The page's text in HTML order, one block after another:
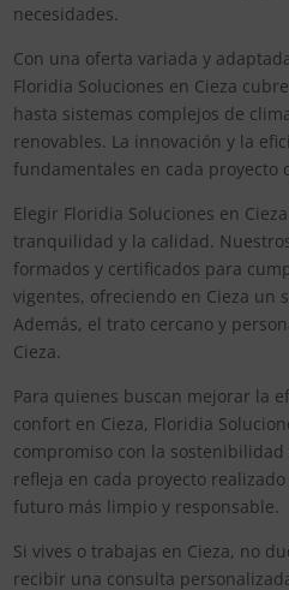
necesidades.
Con una oferta variada y
Floridia Soluciones en Cieza
hasta sistemas complejos de
renovables. La innovación y la
fundamentales en cada proyecto
Elegir Floridia Soluciones en
tranquilidad y la calidad.
formados y certificados para
vigentes, ofreciendo en Cieza un
Además, el trato cercano y
Cieza.
Para quienes buscan mejorar la
confort en Cieza, Floridia
compromiso con la
refleja en cada proyecto
futuro más limpio y responsable.
Si vives o trabajas en Cieza, no
recibir una consulta